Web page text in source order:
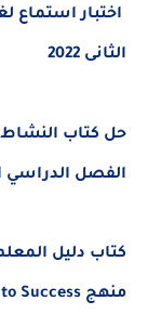
اختبار استماع
الثانى 2022
الفصل الدراسي
كتاب دليل
منهج Bridge to Success